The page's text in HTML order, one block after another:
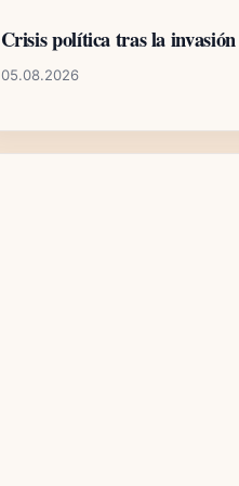
Crisis política tras la
05.08.2026